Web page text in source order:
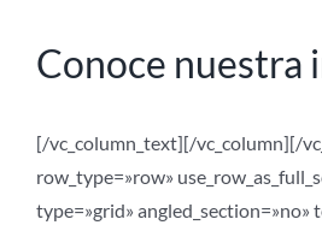
Conoce nuestra
[/vc_column_text][/vc_column][/
row_type=»row»
type=»grid» angled_section=»no»